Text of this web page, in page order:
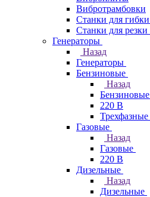
Вибротрамбовки
Станки для
Станки для
Генераторы
Назад
Генераторы
Бензиновые
Назад
Бензиновые
220 В
Газовые
Назад
Газовые
220 В
Дизельные
Назад
Дизельные